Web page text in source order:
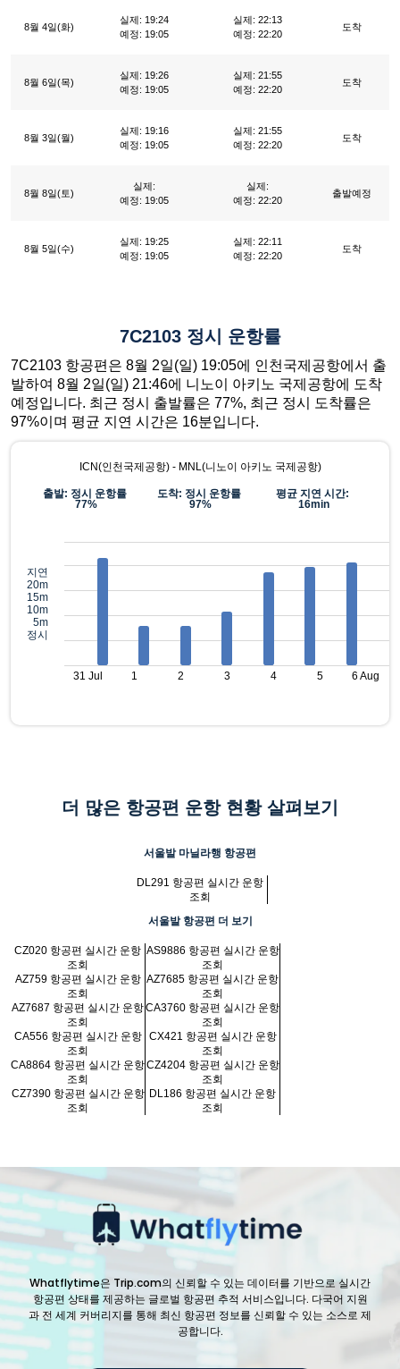
8월 4일(화)
실제: 19:24
예정: 19:05
실제: 22:13
예정: 22:20
도착
8월 6일(목)
실제: 19:26
예정: 19:05
실제: 21:55
예정: 22:20
도착
8월 3일(월)
실제: 19:16
예정: 19:05
실제: 21:55
예정: 22:20
도착
8월 8일(토)
실제:
예정: 19:05
실제:
예정: 22:20
출발예정
8월 5일(수)
실제: 19:25
예정: 19:05
실제: 22:11
예정: 22:20
도착
7C2103 정시 운항률
7C2103 항공편은 8월 2일(일) 19:05에 인천국제공항에서 출
발하여 8월 2일(일) 21:46에 니노이 아키노 국제공항에 도착
예정입니다. 최근 정시 출발률은 77%, 최근 정시 도착률은
97%이며 평균 지연 시간은 16분입니다.
ICN(인천국제공항) - MNL(니노이 아키노 국제공항)
출발: 정시 운항률
77%
도착: 정시 운항률
97%
평균 지연 시간:
16min
지연
20m
15m
10m
5m
정시
31 Jul 1 2 3 4 5 6 Aug
더 많은 항공편 운항 현황 살펴보기
서울발 마닐라행 항공편
DL291 항공편 실시간 운항
조회
서울발 항공편 더 보기
CZ020 항공편 실시간 운항
조회
AS9886 항공편 실시간 운항
조회
AZ759 항공편 실시간 운항
조회
AZ7685 항공편 실시간 운항
조회
AZ7687 항공편 실시간 운항
조회
CA3760 항공편 실시간 운항
조회
CA556 항공편 실시간 운항
조회
CX421 항공편 실시간 운항
조회
CA8864 항공편 실시간 운항
조회
CZ4204 항공편 실시간 운항
조회
CZ7390 항공편 실시간 운항
조회
DL186 항공편 실시간 운항
조회
Whatflytime은 Trip.com의 신뢰할 수 있는 데이터를 기반으로 실시간
항공편 상태를 제공하는 글로벌 항공편 추적 서비스입니다. 다국어 지원
과 전 세계 커버리지를 통해 최신 항공편 정보를 신뢰할 수 있는 소스로 제
공합니다.